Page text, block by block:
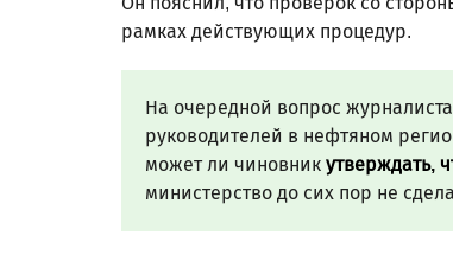
рамках действующих процедур.
На очередной вопрос
руководителей в нефтяном
может ли чиновник утверждать,
министерство до сих пор не